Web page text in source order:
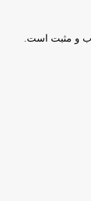
و مثبت است.